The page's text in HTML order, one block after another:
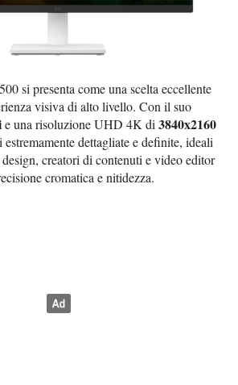
si presenta come una scelta eccellente
visiva di alto livello. Con il suo
e una risoluzione UHD 4K di3840x2160
dettagliate e definite, ideali
creatori di contenuti e video editor
cromatica e nitidezza.